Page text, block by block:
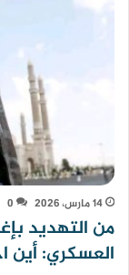
14 مارس، 2026 0
من التهديد
العسكري: أين